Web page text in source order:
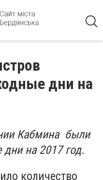
дни на
Кабмина были
на 2017 год.
количество